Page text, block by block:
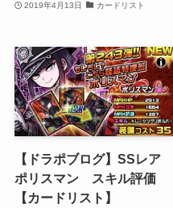
2019年4月13日 カードリスト
【ドラポブログ】SSレア
ポリスマン スキル評価
【カードリスト】